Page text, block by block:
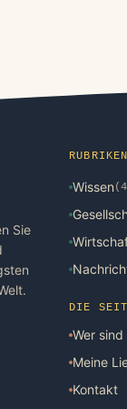
Sie
Wissen
DIE
Wer sind
Meine
Kontakt